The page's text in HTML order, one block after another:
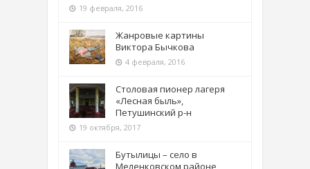
19 февраля, 2016
Жанровые картины
Виктора Бычкова
4 февраля, 2016
Столовая пионер лагеря
«Лесная быль»,
Петушинский р-н
19 октября, 2017
Бутылицы – село в
Меленковском районе